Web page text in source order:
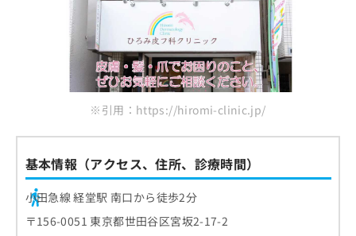
※引用：https://hiromi-clinic.jp/
基本情報（アクセス、住所、診療時間）
小田急線 経堂駅 南口から徒歩2分
〒156-0051 東京都世田谷区宮坂2-17-2